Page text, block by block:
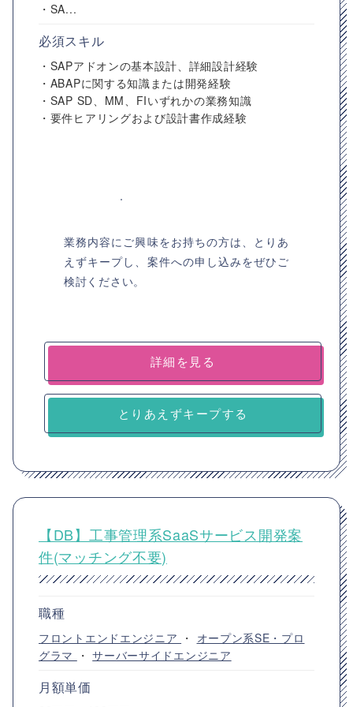
・SA...
必須スキル
・SAPアドオンの基本設計、詳細設計経験
・ABAPに関する知識または開発経験
・SAP SD、MM、FIいずれかの業務知識
・要件ヒアリングおよび設計書作成経験
業務内容にご興味をお持ちの方は、とりあ
えずキープし、案件への申し込みをぜひご
検討ください。
詳細を見る
とりあえずキープする
【DB】工事管理系SaaSサービス開発案
件(マッチング不要)
職種
フロントエンドエンジニア ・ オープン系SE・プロ
グラマ
・サーバーサイドエンジニア
月額単価